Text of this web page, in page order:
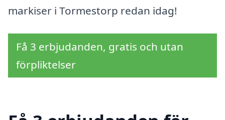
markiser i Tormestorp redan idag!
Få 3 erbjudanden, gratis och utan
förpliktelser